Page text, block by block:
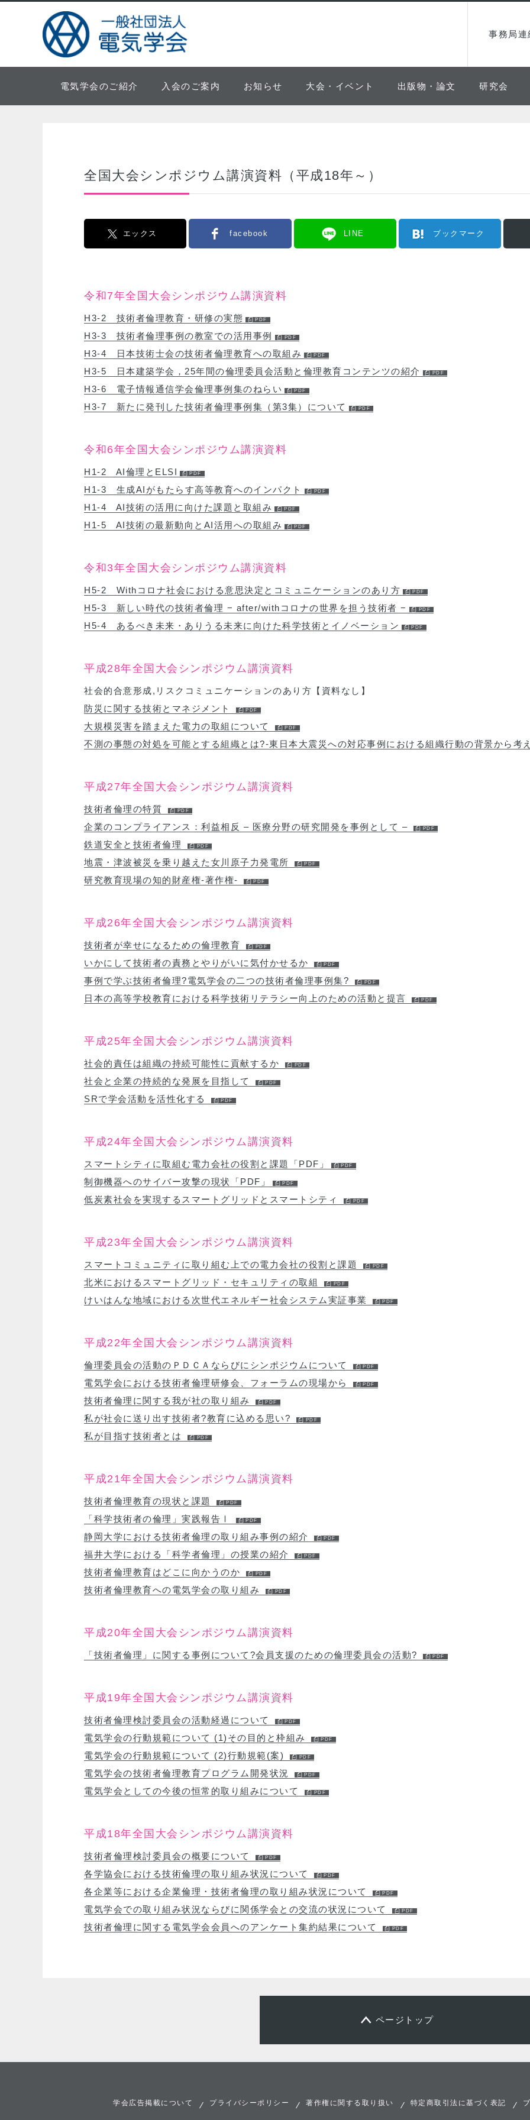
事務局連
電気学会のご紹介 入会のご案内 お知らせ 大会・イベント 出版物・論文 研究会
全国大会シンポジウム講演資料（平成18年～）
エックス facebook LINE ブックマーク
令和7年全国大会シンポジウム講演資料
H3-2 技術者倫理教育・研修の実態
H3-3 技術者倫理事例の教室での活用事例
H3-4 日本技術士会の技術者倫理教育への取組み
H3-5 日本建築学会，25年間の倫理委員会活動と倫理教育コンテンツの紹介
H3-6 電子情報通信学会倫理事例集のねらい
H3-7 新たに発刊した技術者倫理事例集（第3集）について
令和6年全国大会シンポジウム講演資料
H1-2 AI倫理とELSI
H1-3 生成AIがもたらす高等教育へのインパクト
H1-4 AI技術の活用に向けた課題と取組み
H1-5 AI技術の最新動向とAI活用への取組み
令和3年全国大会シンポジウム講演資料
H5-2 Withコロナ社会における意思決定とコミュニケーションのあり方
H5-3 新しい時代の技術者倫理 − after/withコロナの世界を担う技術者 −
H5-4 あるべき未来・ありうる未来に向けた科学技術とイノベーション
平成28年全国大会シンポジウム講演資料
社会的合意形成,リスクコミュニケーションのあり方【資料なし】
防災に関する技術とマネジメント
大規模災害を踏まえた電力の取組について
不測の事態の対処を可能とする組織とは?-東日本大震災への対応事例における組織行動の背景から考
平成27年全国大会シンポジウム講演資料
技術者倫理の特質
企業のコンプライアンス：利益相反 – 医療分野の研究開発を事例として –
鉄道安全と技術者倫理
地震・津波被災を乗り越えた女川原子力発電所
研究教育現場の知的財産権-著作権-
平成26年全国大会シンポジウム講演資料
技術者が幸せになるための倫理教育
いかにして技術者の責務とやりがいに気付かせるか
事例で学ぶ技術者倫理?電気学会の二つの技術者倫理事例集?
日本の高等学校教育における科学技術リテラシー向上のための活動と提言
平成25年全国大会シンポジウム講演資料
社会的責任は組織の持続可能性に貢献するか
社会と企業の持続的な発展を目指して
SRで学会活動を活性化する
平成24年全国大会シンポジウム講演資料
スマートシティに取組む電力会社の役割と課題「PDF」
制御機器へのサイバー攻撃の現状「PDF」
低炭素社会を実現するスマートグリッドとスマートシティ
平成23年全国大会シンポジウム講演資料
スマートコミュニティに取り組む上での電力会社の役割と課題
北米におけるスマートグリッド・セキュリティの取組
けいはんな地域における次世代エネルギー社会システム実証事業
平成22年全国大会シンポジウム講演資料
倫理委員会の活動のＰＤＣＡならびにシンポジウムについて
電気学会における技術者倫理研修会、フォーラムの現場から
技術者倫理に関する我が社の取り組み
私が社会に送り出す技術者?教育に込める思い?
私が目指す技術者とは
平成21年全国大会シンポジウム講演資料
技術者倫理教育の現状と課題
「科学技術者の倫理」実践報告Ⅰ
静岡大学における技術者倫理の取り組み事例の紹介
福井大学における「科学者倫理」の授業の紹介
技術者倫理教育はどこに向かうのか
技術者倫理教育への電気学会の取り組み
平成20年全国大会シンポジウム講演資料
「技術者倫理」に関する事例について?会員支援のための倫理委員会の活動?
平成19年全国大会シンポジウム講演資料
技術者倫理検討委員会の活動経過について
電気学会の行動規範について (1)その目的と枠組み
電気学会の行動規範について (2)行動規範(案)
電気学会の技術者倫理教育プログラム開発状況
電気学会としての今後の恒常的取り組みについて
平成18年全国大会シンポジウム講演資料
技術者倫理検討委員会の概要について
各学協会における技術倫理の取り組み状況について
各企業等における企業倫理・技術者倫理の取り組み状況について
電気学会での取り組み状況ならびに関係学会との交流の状況について
技術者倫理に関する電気学会会員へのアンケート集約結果について
ページトップ
学会広告掲載について プライバシーポリシー 著作権に関する取り扱い 特定商取引法に基づく表記